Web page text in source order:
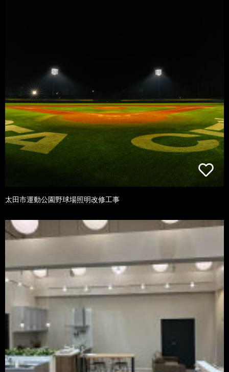
太田市運動公園野球場照明改修工事